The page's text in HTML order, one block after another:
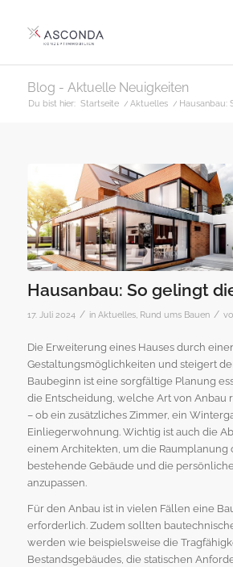
Blog - Aktuelle Neuigkeiten
Du bist hier: Startseite / Aktuelles / Hausanbau:
Hausanbau: So gelingt
17. Juli 2024 / in Aktuelles, Rund ums Bauen /
Die Erweiterung eines Hauses durch
Gestaltungsmöglichkeiten und steigert
Baubeginn ist eine sorgfältige Planung
die Entscheidung, welche Art von Anbau
– ob ein zusätzliches Zimmer, ein
Einliegerwohnung. Wichtig ist auch die
einem Architekten, um die Raumplanung
bestehende Gebäude und die
anzupassen.
Für den Anbau ist in vielen Fällen eine
erforderlich. Zudem sollten
werden wie beispielsweise die
Bestandsgebäudes, die statischen